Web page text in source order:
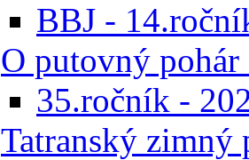
BBJ -
O putovný
35.ročník -
Tatranský zimný